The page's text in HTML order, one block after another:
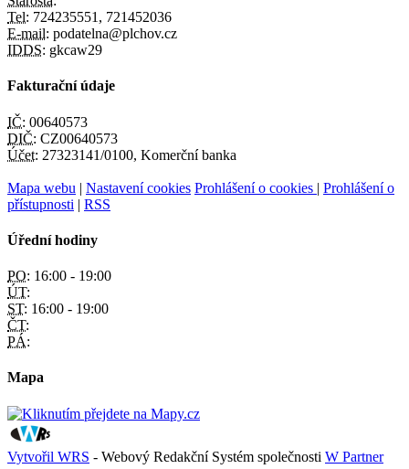
Tel: 724235551, 721452036
E-mail: podatelna@plchov.cz
IDDS: gkcaw29
Fakturační údaje
IČ: 00640573
DIČ: CZ00640573
Účet: 27323141/0100, Komerční banka
Mapa webu | Nastavení cookies Prohlášení o cookies | Prohlášení o
přístupnosti | RSS
Úřední hodiny
PO: 16:00 - 19:00
ÚT:
ST: 16:00 - 19:00
ČT:
PÁ:
Mapa
Vytvořil WRS - Webový Redakční Systém společnosti W Partner